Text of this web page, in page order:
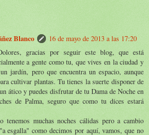
Blanco
16 de mayo de 2013 a las 17:20
gracias por seguir este blog, que está
a gente como tu, que vives en la ciudad y
jardín, pero que encuentra un espacio, aunque
cultivar plantas. Tu tienes la suerte disponer de
ático y puedes disfrutar de tu Dama de Noche en
de Palma, seguro que como tu dices estará
tenemos muchas noches cálidas pero a cambio
esgalla" como decimos por aquí, vamos, que no